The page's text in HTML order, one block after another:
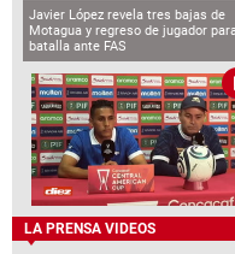
Javier López revela tres bajas de
Motagua y regreso de jugador
batalla ante FAS
LA PRENSA VIDEOS